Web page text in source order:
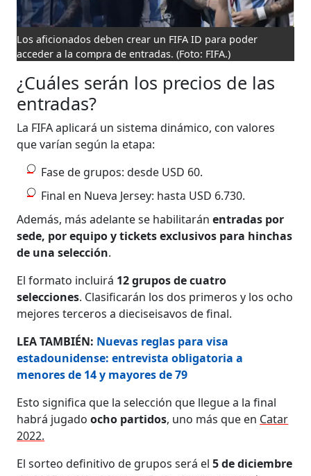
Los aficionados deben crear un FIFA ID para poder
acceder a la compra de entradas. (Foto: FIFA.)
¿Cuáles serán los precios de las
entradas?
La FIFA aplicará un sistema dinámico, con valores
que varían según la etapa:
Fase de grupos: desde USD 60.
Final en Nueva Jersey: hasta USD 6.730.
Además, más adelante se habilitaránentradas por
sede, por equipo y tickets exclusivos para hinchas
de una selección.
El formato incluirá 12 grupos de cuatro
selecciones. Clasificarán los dos primeros y los ocho
mejores terceros a dieciseisavos de final.
LEA TAMBIÉN: Nuevas reglas para visa
estadounidense: entrevista obligatoria a
menores de 14 y mayores de 79
Esto significa que la selección que llegue a la final
habrá jugadoocho partidos, uno más que en Catar
2022.
El sorteo definitivo de grupos será el5 de diciembre